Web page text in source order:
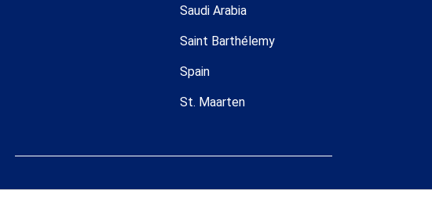
Saudi Arabia
Saint Barthélemy
Spain
St. Maarten